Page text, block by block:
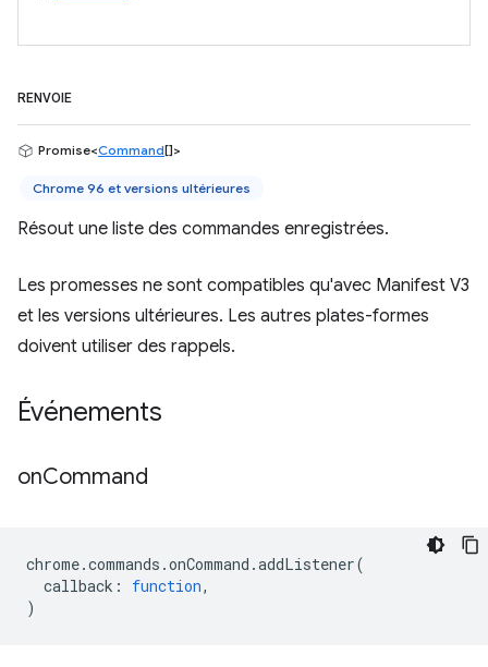
RENVOIE
Promise<Command[]>
Chrome 96 et versions ultérieures
Résout une liste des commandes enregistrées.
Les promesses ne sont compatibles qu'avec Manifest V3
et les versions ultérieures. Les autres plates-formes
doivent utiliser des rappels.
Événements
onCommand
chrome.commands .onCommand .addListener(
callback : function,
)